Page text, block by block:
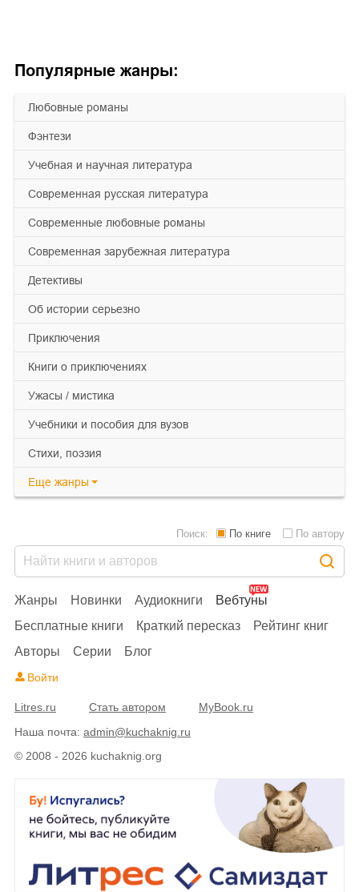
Популярные жанры:
любовные романы
фэнтези
учебная и научная литература
современная русская литература
современные любовные романы
современная зарубежная литература
детективы
об истории серьезно
приключения
книги о приключениях
ужасы / мистика
учебники и пособия для вузов
cтихи, поэзия
Еще жанры
© 2008 - 2026 kuchaknig.org
Жанры Новинки Аудиокниги
Вебтуны
Бесплатные книги
Краткий пересказ
Рейтинг книг
Авторы
Серии Блог
Поиск: По книге По автору
Войти
Litres.ru Стать автором
MyBook.ru
Наша почта: admin@kuchaknig.ru